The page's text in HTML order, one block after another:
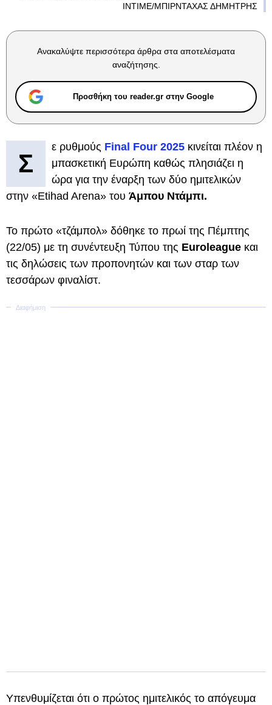
INTIME/ΜΠΙΡΝΤΑΧΑΣ ΔΗΜΗΤΡΗΣ
Ανακαλύψτε περισσότερα άρθρα στα αποτελέσματα
αναζήτησης.
Προσθήκη του reader.gr στην Google
Σ
ε ρυθμούς Final Four 2025 κινείται πλέον η
μπασκετική Ευρώπη καθώς πλησιάζει η
ώρα για την έναρξη των δύο ημιτελικών
στην «Εtihad Arena» του Άμπου Ντάμπι.
Το πρώτο «τζάμπολ» δόθηκε το πρωί της Πέμπτης
(22/05) με τη συνέντευξη Τύπου της Euroleague και
τις δηλώσεις των προπονητών και των σταρ των
τεσσάρων φιναλίστ.
Υπενθυμίζεται ότι ο πρώτος ημιτελικός το απόγευμα